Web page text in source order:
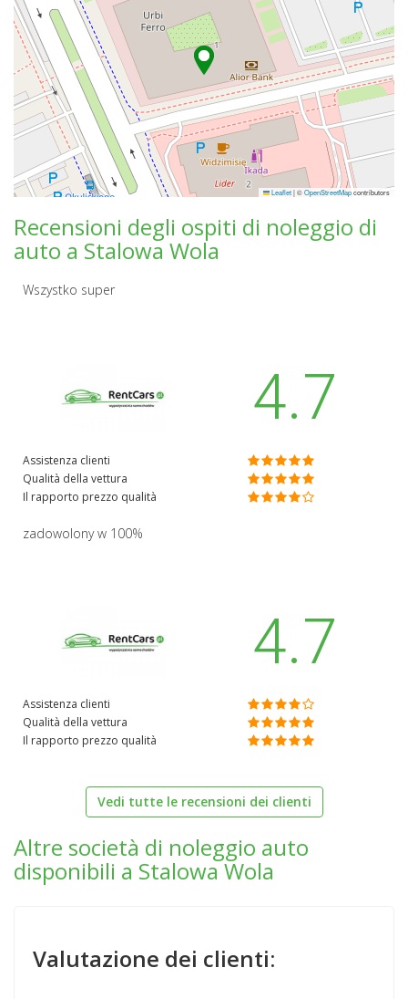
Leaflet|©OpenStreetMapcontributors
Recensioni degli ospiti di noleggio di
auto a Stalowa Wola
Wszystko super
4.7
Assistenza clienti
Qualità della vettura
Il rapporto prezzo qualità
zadowolony w 100%
4.7
Assistenza clienti
Qualità della vettura
Il rapporto prezzo qualità
Vedi tutte le recensioni dei clienti
Altre società di noleggio auto
disponibili a Stalowa Wola
Valutazione dei clienti: